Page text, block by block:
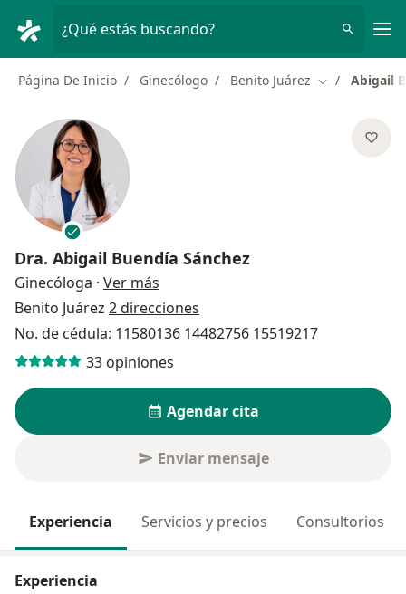
¿Qué estás buscando?
Página De Inicio Ginecólogo Benito Juárez Cambiar de
Abigail
Dra. Abigail Buendía Sánchez
Ginecóloga · Ver más
Benito Juárez 2 direcciones
No. de cédula: 11580136 14482756 15519217
33 opiniones
Agendar cita
Enviar mensaje
Experiencia Servicios y precios Consultorios
Experiencia